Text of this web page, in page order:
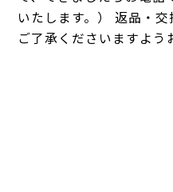
いたします。） 返品・交
ご了承くださいますよう